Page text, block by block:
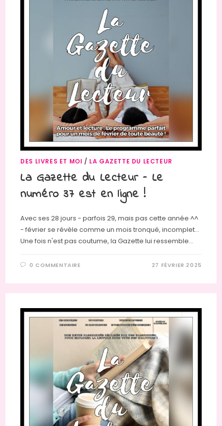
DES LIVRES ET MOI / LA GAZETTE DU LECTEUR
La Gazette du Lecteur – Le
numéro 37 est en ligne !
Avec ses 28 jours - parfois 29, mais pas cette année ^^
- février se révèle comme un mois tronqué, incomplet…
Une fois n'est pas coutume, la Gazette lui ressemble…
0 COMMENTAIRE 27 FÉVRIER 2025